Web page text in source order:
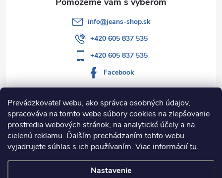
Prevádzkovateľ webu, ako správca osobných údajov,
spracováva na tomto webe súbory cookies na zlepšovanie
prostredia webových stránok, na analytické účely a na
cielenú reklamu. Ďalším prechádzaním tohto webu
vyjadrujete súhlas s ich používaním. Viac informáciítu.
Nastavenie
Informácie pre vás
Kategórie
info@jeans-shop.sk
+420 605 837 535
+420 605 837 535
Facebook